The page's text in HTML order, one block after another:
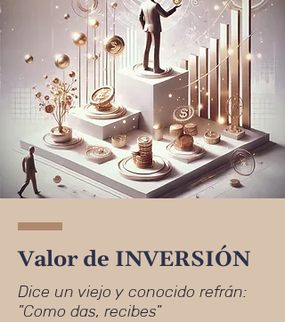
Valor de INVERSIÓN
Dice un viejo y conocido refrán:
"Como das, recibes"